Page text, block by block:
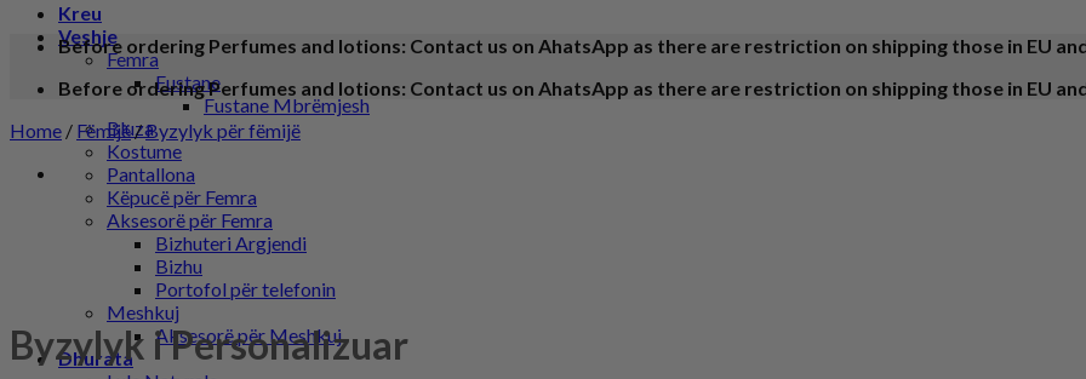
Kreu
Veshje
Femra
Fustane
Fustane Mbrëmjesh
Bluza
Kostume
Pantallona
Këpucë për Femra
Aksesorë për Femra
Bizhuteri Argjendi
Bizhu
Portofol për telefonin
Meshkuj
Aksesorë për Meshkuj
Dhurata
Before ordering Perfumes and lotions: Contact us on AhatsApp as there are restriction on shipping those in EU
Before ordering Perfumes and lotions: Contact us on AhatsApp as there are restriction on shipping those in EU
Home / Fëmijë /Byzylyk për fëmijë
Byzylyk i Personalizuar